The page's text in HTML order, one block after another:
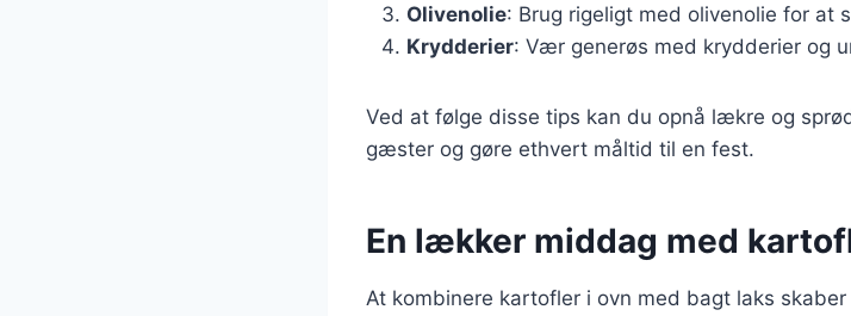
Olivenolie: Brug rigeligt med olivenolie for at
Krydderier: Vær generøs med krydderier og
Ved at følge disse tips kan du opnå lækre og
gæster og gøre ethvert måltid til en fest.
En lækker middag med
At kombinere kartofler i ovn med bagt laks